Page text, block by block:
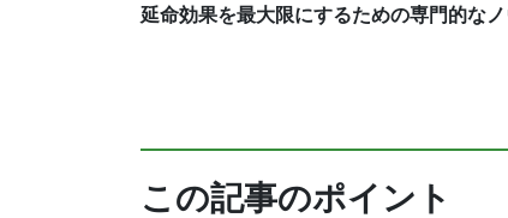
延命効果を最大限にするための専門的な
この記事のポイント